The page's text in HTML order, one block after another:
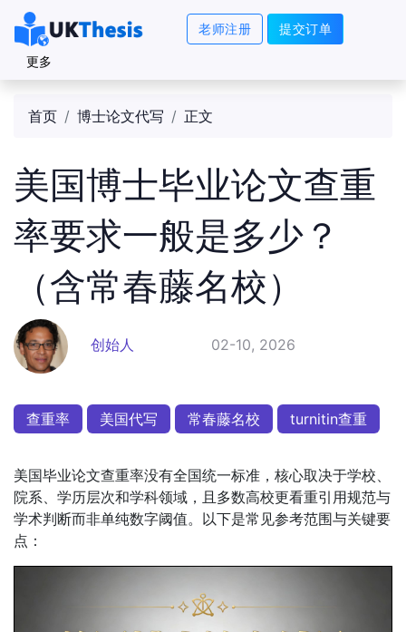
老师注册 提交订单
更多
首页 博士论文代写 正文
美国博士毕业论文查重
率要求一般是多少？
（含常春藤名校）
创始人 02-10, 2026
查重率 美国代写 常春藤名校 turnitin查重
美国毕业论文查重率没有全国统一标准，核心取决于学校、
院系、学历层次和学科领域，且多数高校更看重引用规范与
学术判断而非单纯数字阈值。以下是常见参考范围与关键要
点：